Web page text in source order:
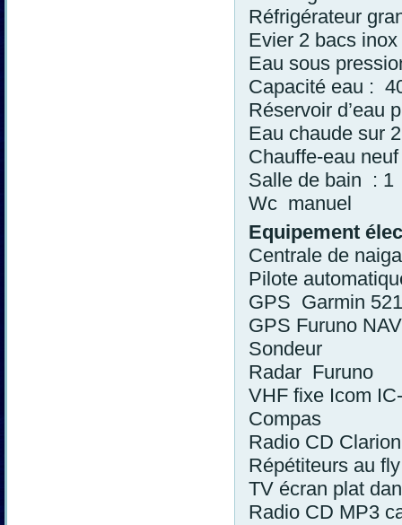
Réfrigérateur
Evier 2 bacs inox
Eau sous
Capacité eau :
Réservoir d’eau
Eau chaude sur
Chauffe-eau neuf
Salle de bain : 1
Wc manuel
Equipement
Centrale de
Pilote
GPS Garmin
GPS Furuno
Sondeur
Radar Furuno
VHF fixe Icom
Compas
Radio CD Clarion
Répétiteurs au fly
TV écran plat
Radio CD MP3